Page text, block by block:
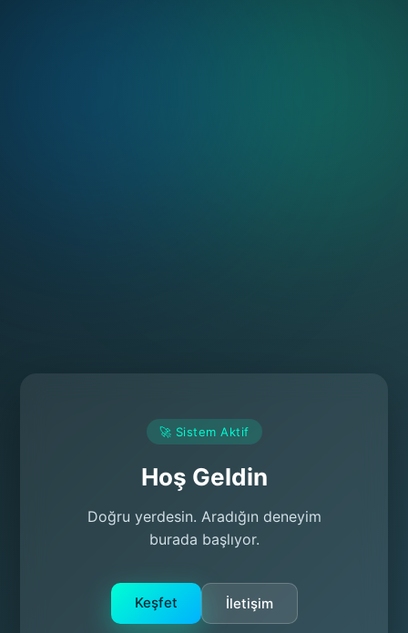
🚀 Sistem Aktif
Hoş Geldin
Doğru yerdesin. Aradığın deneyim
burada başlıyor.
Keşfet İletişim